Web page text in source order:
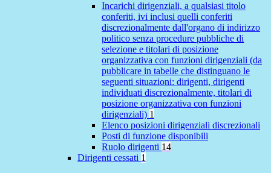
Incarichi dirigenziali, a qualsiasi titolo
conferiti, ivi inclusi quelli conferiti
discrezionalmente dall'organo di indirizzo
politico senza procedure pubbliche di
selezione e titolari di posizione
organizzativa con funzioni dirigenziali (da
pubblicare in tabelle che distinguano le
seguenti situazioni: dirigenti, dirigenti
individuati discrezionalmente, titolari di
posizione organizzativa con funzioni
dirigenziali) 1
Elenco posizioni dirigenziali discrezionali
Posti di funzione disponibili
Ruolo dirigenti 14
Dirigenti cessati 1